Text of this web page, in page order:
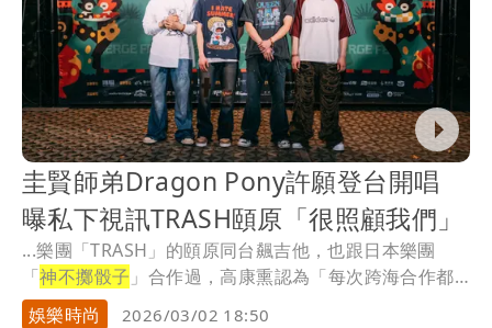
圭賢師弟Dragon Pony許願登台開唱
曝私下視訊TRASH頤原「很照顧我們」
...樂團「TRASH」的頤原同台飆吉他，也跟日本樂團
「神不擲骰子 」合作過，高康熏認為「每次跨海合作都
覺得...
娛樂時尚 2026/03/02 18:50